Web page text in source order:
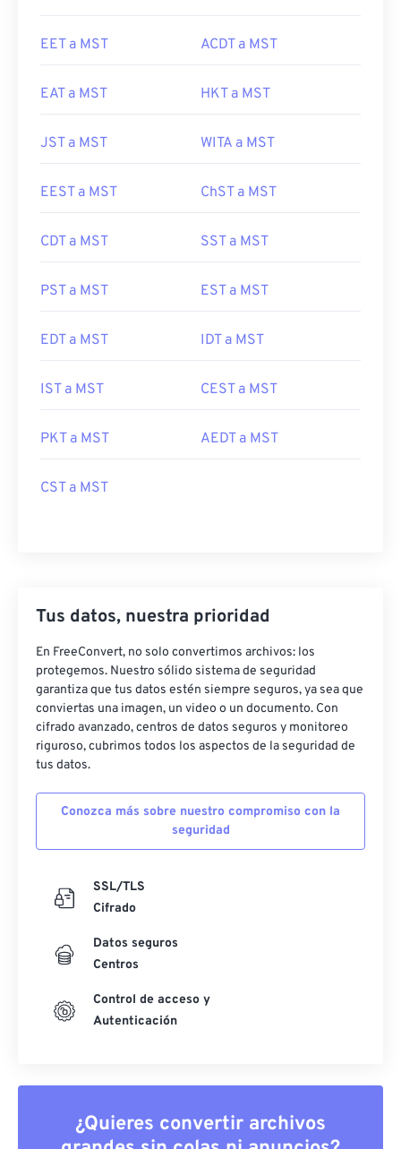
EET a MST ACDT a MST
EAT a MST HKT a MST
JST a MST WITA a MST
EEST a MST ChST a MST
CDT a MST SST a MST
PST a MST EST a MST
EDT a MST IDT a MST
IST a MST CEST a MST
PKT a MST AEDT a MST
CST a MST
Tus datos, nuestra prioridad
En FreeConvert, no solo convertimos archivos: los
protegemos. Nuestro sólido sistema de seguridad
garantiza que tus datos estén siempre seguros, ya sea que
conviertas una imagen, un video o un documento. Con
cifrado avanzado, centros de datos seguros y monitoreo
riguroso, cubrimos todos los aspectos de la seguridad de
tus datos.
Conozca más sobre nuestro compromiso con la
seguridad
SSL/TLS
Cifrado
Datos seguros
Centros
Control de acceso y
Autenticación
¿Quieres convertir archivos